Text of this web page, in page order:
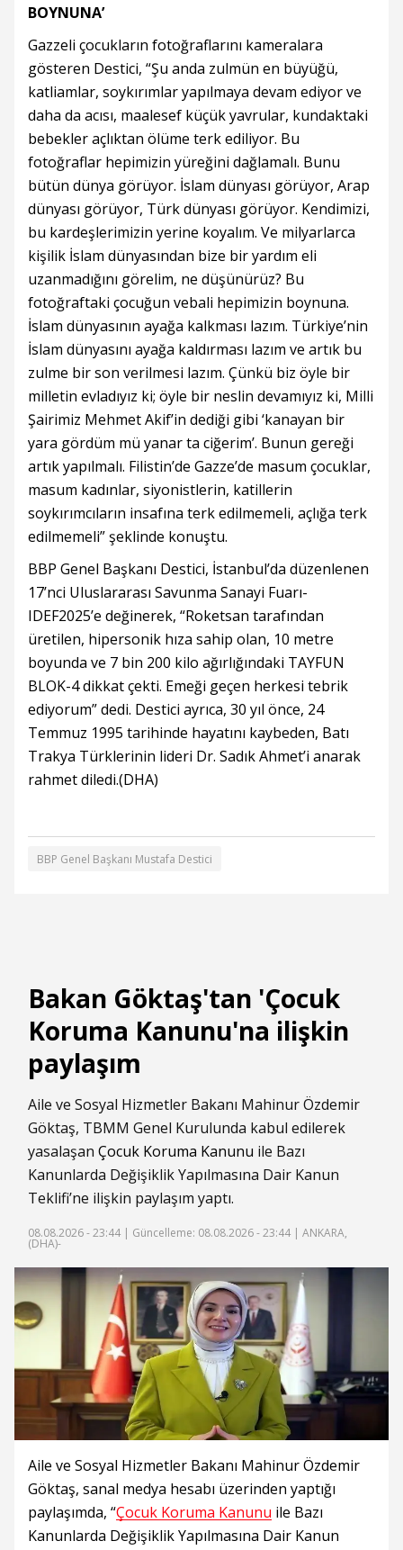
BOYNUNA’
Gazzeli çocukların fotoğraflarını kameralara
gösteren Destici, “Şu anda zulmün en büyüğü,
katliamlar, soykırımlar yapılmaya devam ediyor ve
daha da acısı, maalesef küçük yavrular, kundaktaki
bebekler açlıktan ölüme terk ediliyor. Bu
fotoğraflar hepimizin yüreğini dağlamalı. Bunu
bütün dünya görüyor. İslam dünyası görüyor, Arap
dünyası görüyor, Türk dünyası görüyor. Kendimizi,
bu kardeşlerimizin yerine koyalım. Ve milyarlarca
kişilik İslam dünyasından bize bir yardım eli
uzanmadığını görelim, ne düşünürüz? Bu
fotoğraftaki çocuğun vebali hepimizin boynuna.
İslam dünyasının ayağa kalkması lazım. Türkiye’nin
İslam dünyasını ayağa kaldırması lazım ve artık bu
zulme bir son verilmesi lazım. Çünkü biz öyle bir
milletin evladıyız ki; öyle bir neslin devamıyız ki, Milli
Şairimiz Mehmet Akif’in dediği gibi ‘kanayan bir
yara gördüm mü yanar ta ciğerim’. Bunun gereği
artık yapılmalı. Filistin’de Gazze’de masum çocuklar,
masum kadınlar, siyonistlerin, katillerin
soykırımcıların insafına terk edilmemeli, açlığa terk
edilmemeli” şeklinde konuştu.
BBP Genel Başkanı Destici, İstanbul’da düzenlenen
17’nci Uluslararası Savunma Sanayi Fuarı-
IDEF2025’e değinerek, “Roketsan tarafından
üretilen, hipersonik hıza sahip olan, 10 metre
boyunda ve 7 bin 200 kilo ağırlığındaki TAYFUN
BLOK-4 dikkat çekti. Emeği geçen herkesi tebrik
ediyorum” dedi. Destici ayrıca, 30 yıl önce, 24
Temmuz 1995 tarihinde hayatını kaybeden, Batı
Trakya Türklerinin lideri Dr. Sadık Ahmet’i anarak
rahmet diledi.(DHA)
BBP Genel Başkanı Mustafa Destici
Bakan Göktaş'tan 'Çocuk
Koruma Kanunu'na ilişkin
paylaşım
Aile ve Sosyal Hizmetler Bakanı Mahinur Özdemir
Göktaş, TBMM Genel Kurulunda kabul edilerek
yasalaşan Çocuk Koruma Kanunu ile Bazı
Kanunlarda Değişiklik Yapılmasına Dair Kanun
Teklifi’ne ilişkin paylaşım yaptı.
08.08.2026 - 23:44 | Güncelleme: 08.08.2026 - 23:44 | ANKARA,
(DHA)-
Aile ve Sosyal Hizmetler Bakanı Mahinur Özdemir
Göktaş, sanal medya hesabı üzerinden yaptığı
paylaşımda, “Çocuk Koruma Kanunu ile Bazı
Kanunlarda Değişiklik Yapılmasına Dair Kanun